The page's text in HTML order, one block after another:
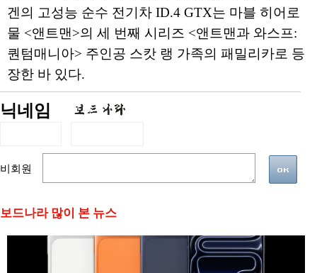
겐의 고성능 순수 전기차 ID.4 GTX는 마블 히어로
물 <앤트맨>의 세 번째 시리즈 <앤트맨과 와스프:
퀀텀매니아> 주인공 스캇 랭 가족의 패밀리카로 등
장한 바 있다.
닉네임
비회원
보드나라 많이 본 뉴스